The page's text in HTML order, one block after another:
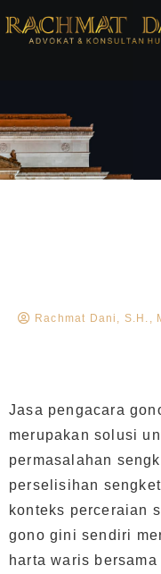
Rachmat Dani, S.H.,
Jasa pengacara
merupakan solusi
permasalahan
perselisihan
konteks perceraian
gono gini sendiri
harta waris